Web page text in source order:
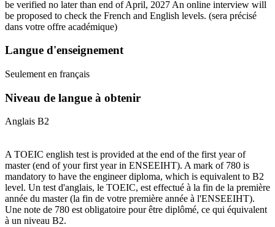
be verified no later than end of April, 2027 An online interview will
be proposed to check the French and English levels. (sera précisé
dans votre offre académique)
Langue d'enseignement
Seulement en français
Niveau de langue à obtenir
Anglais B2
A TOEIC english test is provided at the end of the first year of
master (end of your first year in ENSEEIHT). A mark of 780 is
mandatory to have the engineer diploma, which is equivalent to B2
level. Un test d'anglais, le TOEIC, est effectué à la fin de la première
année du master (la fin de votre première année à l'ENSEEIHT).
Une note de 780 est obligatoire pour être diplômé, ce qui équivalent
à un niveau B2.